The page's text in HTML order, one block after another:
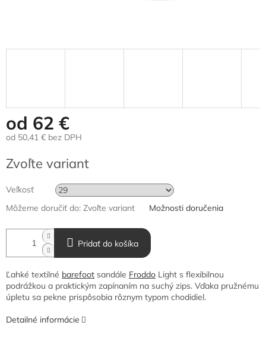
od 62 €
od 50,41 € bez DPH
cena:
Zvoľte variant
Veľkosť
Môžeme doručiť do: Zvoľte variant Možnosti doručenia
Pridať do košíka
Ľahké textilné barefoot sandále Froddo Light s flexibilnou
podrážkou a praktickým zapínaním na suchý zips. Vďaka pružnému
úpletu sa pekne prispôsobia rôznym typom chodidiel.
Detailné informácie